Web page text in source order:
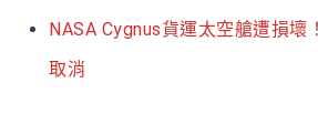
NASA Cygnus貨運太空艙遭損壞
取消